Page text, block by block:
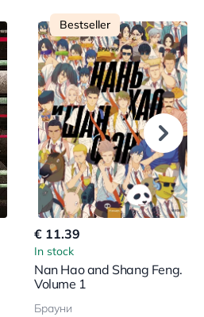
Bestseller
€ 11.39
In stock
Nan Hao and Shang Feng.
Volume 1
Брауни